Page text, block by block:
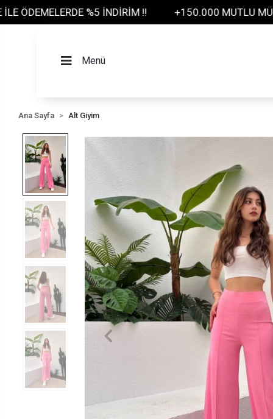
İNDİRİM !! +150.000 MUTLU MÜŞTERİ TÜM
Menü
Ana Sayfa Alt Giyim